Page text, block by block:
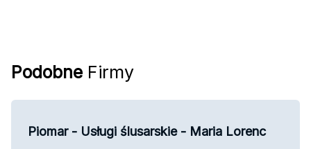
Podobne Firmy
Piomar - Usługi ślusarskie - Maria Lorenc